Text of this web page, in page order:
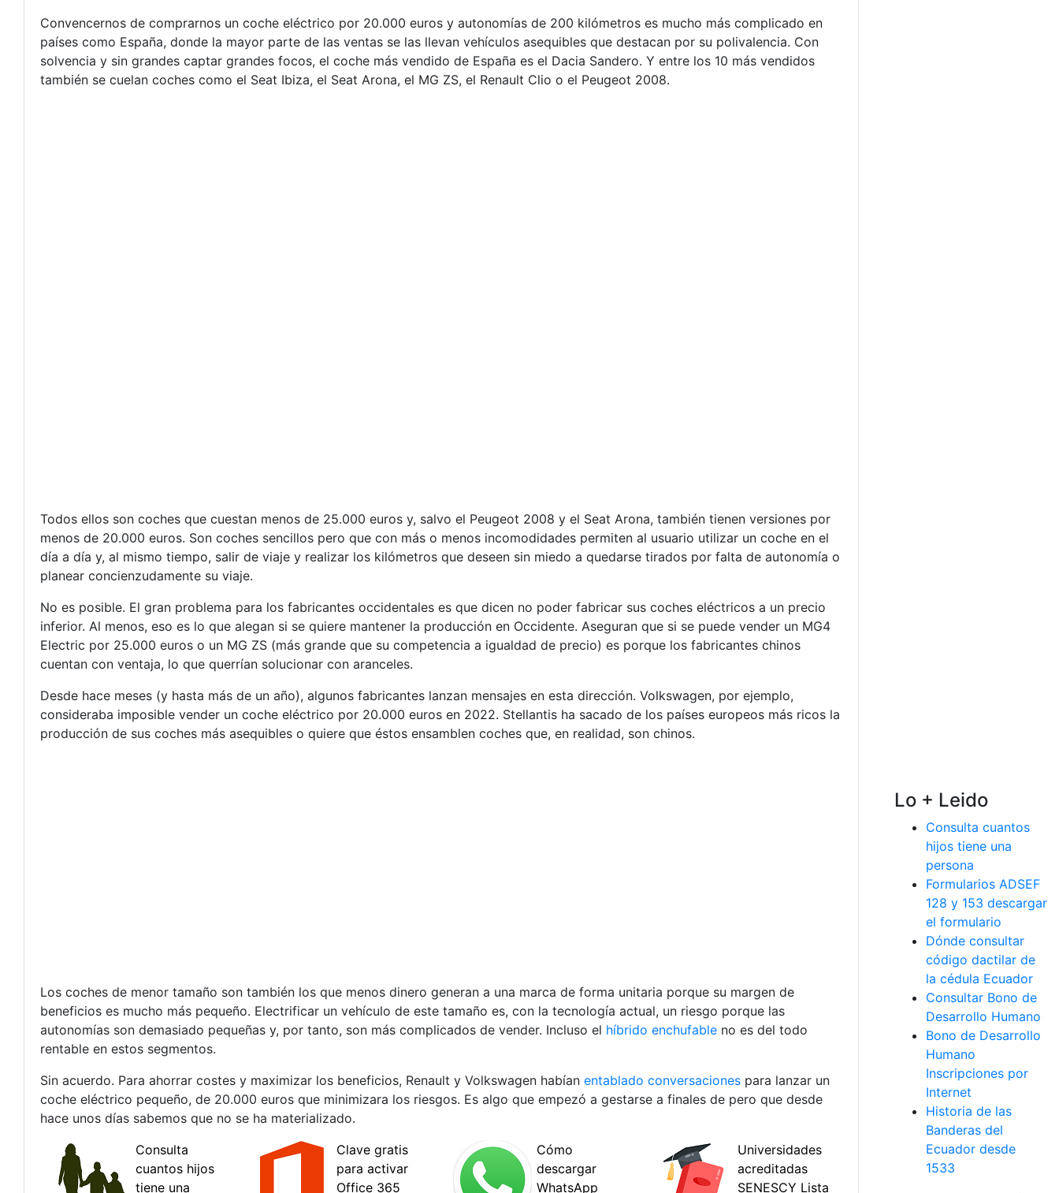
Convencernos de comprarnos un coche eléctrico por 20.000 euros y autonomías de 200 kilómetros es mucho más complicado en
países como España, donde la mayor parte de las ventas se las llevan vehículos asequibles que destacan por su polivalencia. Con
solvencia y sin grandes captar grandes focos, el coche más vendido de España es el Dacia Sandero. Y entre los 10 más vendidos
también se cuelan coches como el Seat Ibiza, el Seat Arona, el MG ZS, el Renault Clio o el Peugeot 2008.
Todos ellos son coches que cuestan menos de 25.000 euros y, salvo el Peugeot 2008 y el Seat Arona, también tienen versiones por
menos de 20.000 euros. Son coches sencillos pero que con más o menos incomodidades permiten al usuario utilizar un coche en el
día a día y, al mismo tiempo, salir de viaje y realizar los kilómetros que deseen sin miedo a quedarse tirados por falta de autonomía o
planear concienzudamente su viaje.
No es posible. El gran problema para los fabricantes occidentales es que dicen no poder fabricar sus coches eléctricos a un precio
inferior. Al menos, eso es lo que alegan si se quiere mantener la producción en Occidente. Aseguran que si se puede vender un MG4
Electric por 25.000 euros o un MG ZS (más grande que su competencia a igualdad de precio) es porque los fabricantes chinos
cuentan con ventaja, lo que querrían solucionar con aranceles.
Desde hace meses (y hasta más de un año), algunos fabricantes lanzan mensajes en esta dirección. Volkswagen, por ejemplo,
consideraba imposible vender un coche eléctrico por 20.000 euros en 2022. Stellantis ha sacado de los países europeos más ricos la
producción de sus coches más asequibles o quiere que éstos ensamblen coches que, en realidad, son chinos.
Los coches de menor tamaño son también los que menos dinero generan a una marca de forma unitaria porque su margen de
beneficios es mucho más pequeño. Electrificar un vehículo de este tamaño es, con la tecnología actual, un riesgo porque las
autonomías son demasiado pequeñas y, por tanto, son más complicados de vender. Incluso el híbrido enchufable no es del todo
rentable en estos segmentos.
Sin acuerdo. Para ahorrar costes y maximizar los beneficios, Renault y Volkswagen habían entablado conversaciones para lanzar un
coche eléctrico pequeño, de 20.000 euros que minimizara los riesgos. Es algo que empezó a gestarse a finales de pero que desde
hace unos días sabemos que no se ha materializado.
Lo + Leido
Consulta cuantos
hijos tiene una
persona
Formularios ADSEF
128 y 153 descargar
el formulario
Dónde consultar
código dactilar de
la cédula Ecuador
Consultar Bono de
Desarrollo Humano
Bono de Desarrollo
Humano
Inscripciones por
Internet
Historia de las
Banderas del
Ecuador desde
1533